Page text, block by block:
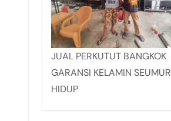
JUAL PERKUTUT BANGKOK
GARANSI KELAMIN SEUMUR
HIDUP